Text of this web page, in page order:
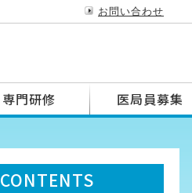
お問い合わせ
専門研修 医局員募集
CONTENTS